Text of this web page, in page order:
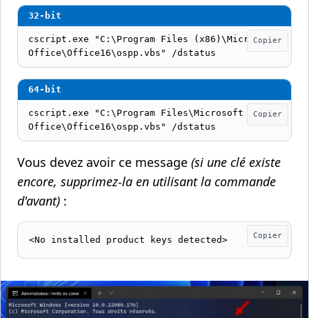
Copier
cscript.exe "C:\Program Files (x86)\Microsoft
Office\Office16\ospp.vbs" /dstatus
Copier
cscript.exe "C:\Program Files\Microsoft
Office\Office16\ospp.vbs" /dstatus
Vous devez avoir ce message (si une clé existe
encore, supprimez-la en utilisant la commande
d'avant) :
Copier
<No installed product keys detected>